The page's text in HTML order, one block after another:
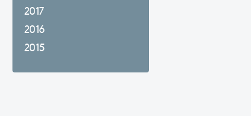
2017
2016
2015